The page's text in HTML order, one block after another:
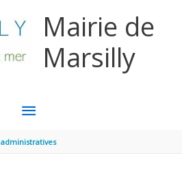
Mairie de
Marsilly
MENU
PRINCIPAL